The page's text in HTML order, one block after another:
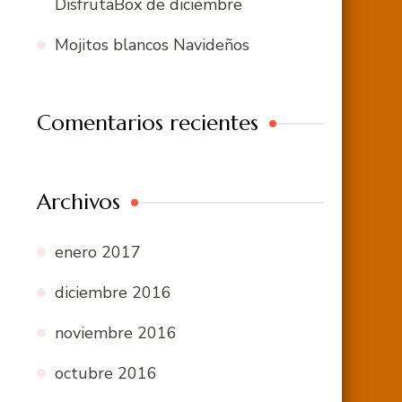
DisfrutaBox de diciembre
Mojitos blancos Navideños
Comentarios recientes
Archivos
enero 2017
diciembre 2016
noviembre 2016
octubre 2016